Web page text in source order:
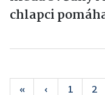
chlapci
« ‹ 1 2